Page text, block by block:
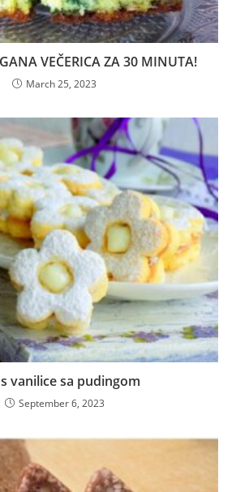
VEČERICA ZA 30 MINUTA!
March 25, 2023
vanilice sa pudingom
September 6, 2023